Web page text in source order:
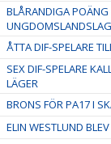
BLÅRANDIGA POÄNG
ÅTTA DIF-SPELARE
SEX DIF-SPELARE
LÄGER
BRONS FÖR PA17 I
ELIN WESTLUND